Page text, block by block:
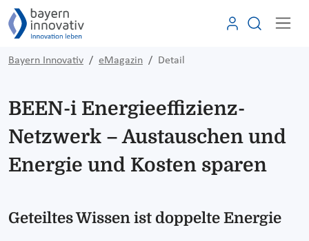
Bayern Innovativ eMagazin Detail
BEEN-i Energieeffizienz-
Netzwerk – Austauschen und
Energie und Kosten sparen
Geteiltes Wissen ist doppelte Energie